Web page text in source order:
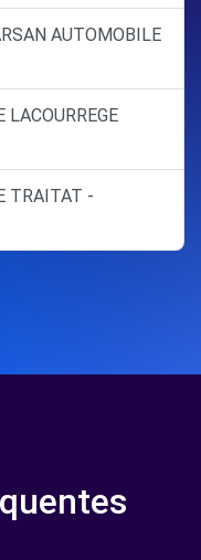
AUTOMOBILE
TRAITAT -